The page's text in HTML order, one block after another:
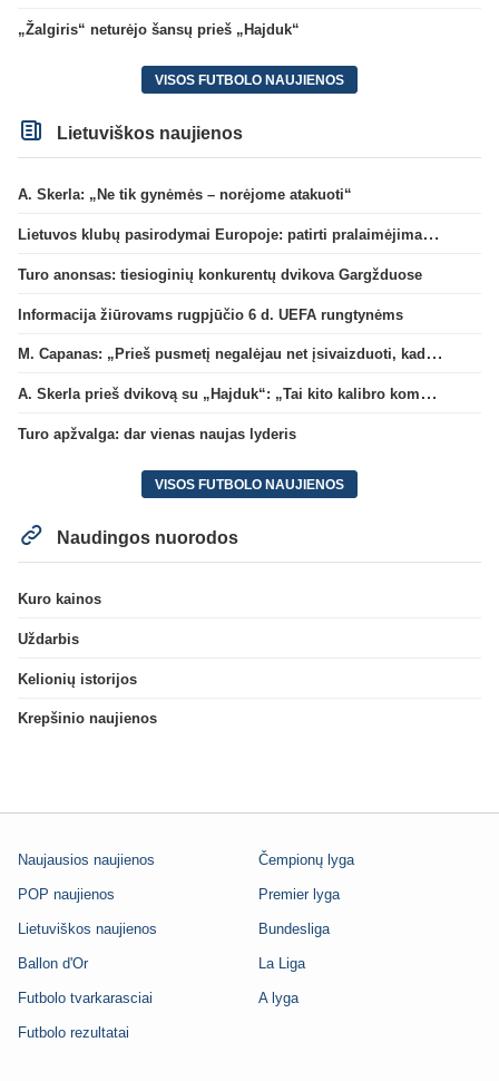
„Žalgiris“ neturėjo šansų prieš „Hajduk“
VISOS FUTBOLO NAUJIENOS
Lietuviškos naujienos
A. Skerla: „Ne tik gynėmės – norėjome atakuoti“
Lietuvos klubų pasirodymai Europoje: patirti pralaimėjimai Kroatijos atstovams
Turo anonsas: tiesioginių konkurentų dvikova Gargžduose
Informacija žiūrovams rugpjūčio 6 d. UEFA rungtynėms
M. Capanas: „Prieš pusmetį negalėjau net įsivaizduoti, kad žaisime prieš „Hajduk“
A. Skerla prieš dvikovą su „Hajduk“: „Tai kito kalibro komanda“
Turo apžvalga: dar vienas naujas lyderis
VISOS FUTBOLO NAUJIENOS
Naudingos nuorodos
Kuro kainos
Uždarbis
Kelionių istorijos
Krepšinio naujienos
Naujausios naujienos
POP naujienos
Lietuviškos naujienos
Ballon d'Or
Futbolo tvarkarasciai
Futbolo rezultatai
Čempionų lyga
Premier lyga
Bundesliga
La Liga
A lyga